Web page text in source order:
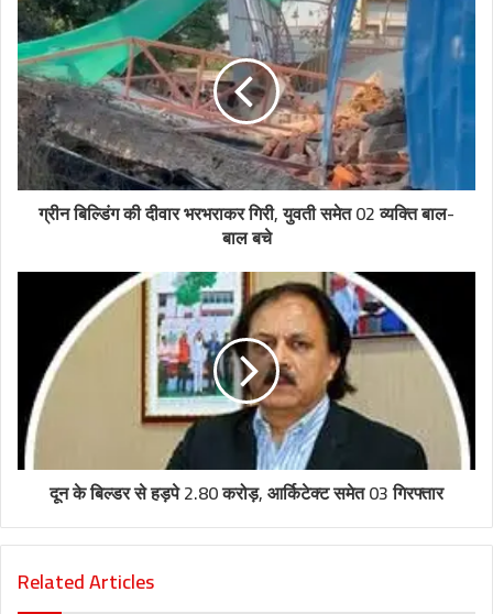
ग्रीन बिल्डिंग की दीवार भरभराकर गिरी, युवती समेत 02 व्यक्ति बाल-
बाल बचे
दून के बिल्डर से हड़पे 2.80 करोड़, आर्किटेक्ट समेत 03 गिरफ्तार
Related Articles